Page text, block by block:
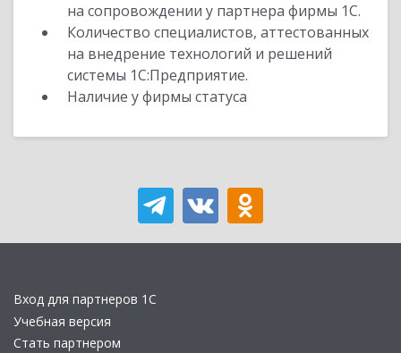
на сопровождении у партнера фирмы 1С.
Количество специалистов, аттестованных
на внедрение технологий и решений
системы 1С:Предприятие.
Наличие у фирмы статуса
Вход для партнеров 1С
Учебная версия
Стать партнером